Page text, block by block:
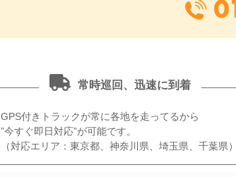
常時巡回、迅速に到着
GPS付きトラックが常に各地を走ってるから
”今すぐ即日対応”が可能です。
（対応エリア：東京都、神奈川県、埼玉県、千葉県）